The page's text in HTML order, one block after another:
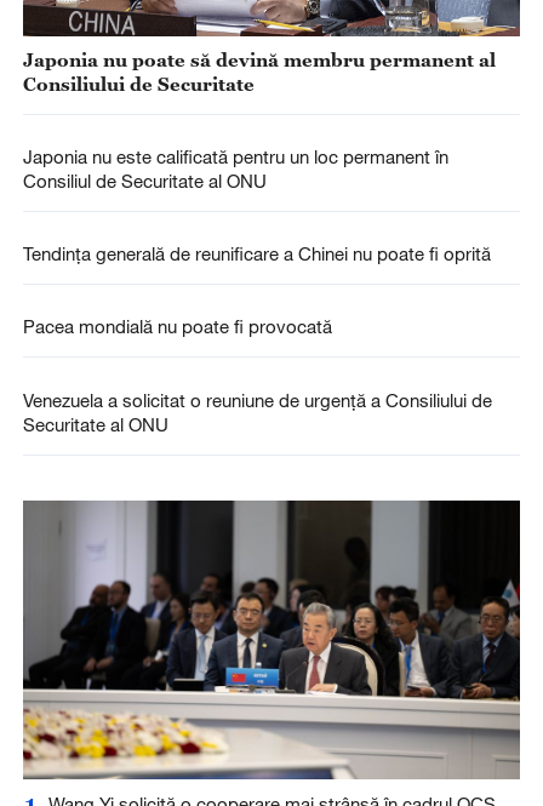
Japonia nu poate să devină membru permanent al
Consiliului de Securitate
Japonia nu este calificată pentru un loc permanent în
Consiliul de Securitate al ONU
Tendința generală de reunificare a Chinei nu poate fi oprită
Pacea mondială nu poate fi provocată
Venezuela a solicitat o reuniune de urgență a Consiliului de
Securitate al ONU